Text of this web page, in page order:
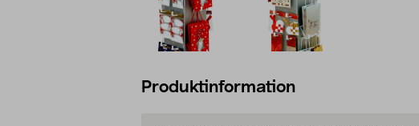
Produktinformation